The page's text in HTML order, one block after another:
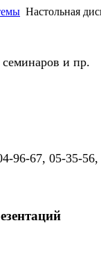
Настольная
и пр.
96-67, 05-35-56,